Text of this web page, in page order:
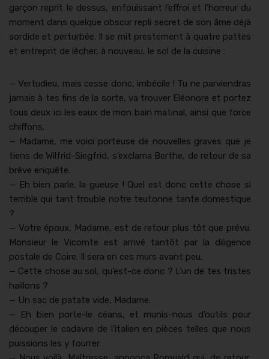
garçon reprit le dessus, enfouis­sant l’effroi et l’horreur du
moment dans quelque obscur repli secret de son âme déjà
sor­dide et per­tur­bée. Il se mit preste­ment à qua­tre pattes
et entre­prit de léch­er, à nou­veau, le sol de la cuisine :
— Ver­tudieu, mais cesse donc, imbé­cile ! Tu ne parvien­dras
jamais à tes fins de la sorte, va trou­ver Eléonore et portez
tous deux ici les eaux de mon bain mati­nal, ain­si que force
chif­fons.
— Madame, me voici por­teuse de nou­velles graves que je
tiens de Wil­frid-Siegfrid, s’exclama Berthe, de retour de sa
brève enquête.
— Eh bien par­le, la gueuse ! Quel est donc cette chose si
ter­ri­ble qui tant trou­ble notre teu­tonne tante domes­tique
?
— Votre époux, Madame, est de retour plus tôt que prévu.
Mon­sieur le Vicomte est arrivé tan­tôt par la dili­gence
postale de Coire. Il sera en ces murs avant peu.
— Cette chose au sol, qu’est-ce donc ? L’un de tes tristes
hail­lons ?
— Un sac de patate vide, Madame.
— Eh bien porte-le céans, et munis-nous d’outils pour
découper le cadavre de l’italien en pièces telles que nous
puis­sions les y four­rer.